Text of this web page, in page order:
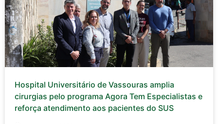
Hospital Universitário de Vassouras amplia
cirurgias pelo programa Agora Tem Especialistas e
reforça atendimento aos pacientes do SUS